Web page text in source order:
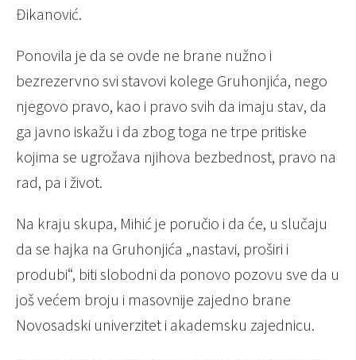
Đikanović.
Ponovila je da se ovde ne brane nužno i
bezrezervno svi stavovi kolege Gruhonjića, nego
njegovo pravo, kao i pravo svih da imaju stav, da
ga javno iskažu i da zbog toga ne trpe pritiske
kojima se ugrožava njihova bezbednost, pravo na
rad, pa i život.
Na kraju skupa, Mihić je poručio i da će, u slučaju
da se hajka na Gruhonjića „nastavi, proširi i
produbi“, biti slobodni da ponovo pozovu sve da u
još većem broju i masovnije zajedno brane
Novosadski univerzitet i akademsku zajednicu.